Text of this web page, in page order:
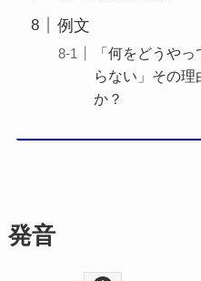
例文
「何をどうや
らない」その
か？
発音